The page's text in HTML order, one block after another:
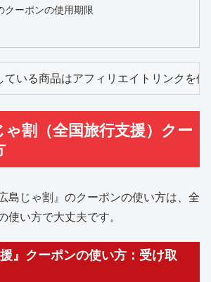
クーポンの使用期限
ている商品はアフィリエイトリンクを
割（全国旅行支援）クー
島じゃ割』のクーポンの使い方は、全
使い方で大丈夫です。
援』クーポンの使い方：受け取